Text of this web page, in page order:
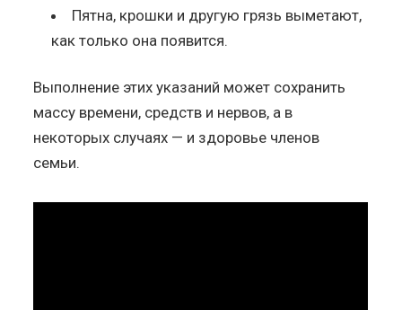
Пятна, крошки и другую грязь выметают,
как только она появится.
Выполнение этих указаний может сохранить
массу времени, средств и нервов, а в
некоторых случаях — и здоровье членов
семьи.